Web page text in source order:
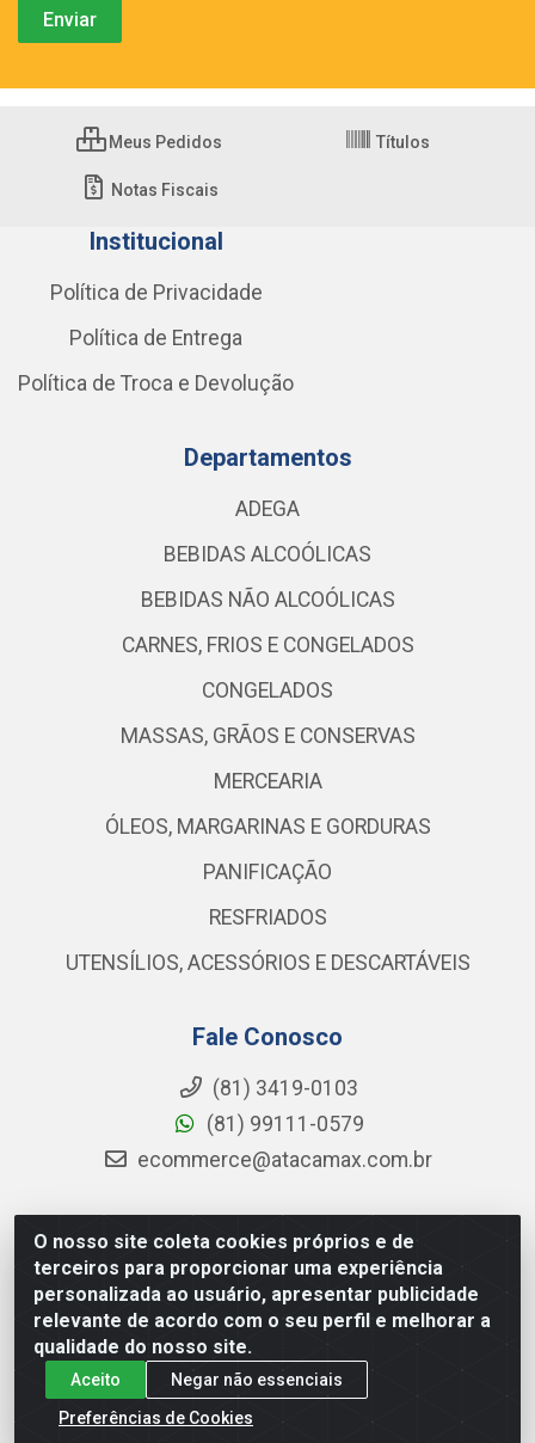
O nosso site coleta cookies próprios e de
terceiros para proporcionar uma experiência
personalizada ao usuário, apresentar publicidade
relevante de acordo com o seu perfil e melhorar a
qualidade do nosso site.
Aceito
Negar não essenciais
Preferências de Cookies
Meus Pedidos Títulos
Notas Fiscais
Institucional
Política de Privacidade
Política de Entrega
Política de Troca e Devolução
Departamentos
ADEGA
BEBIDAS ALCOÓLICAS
BEBIDAS NÃO ALCOÓLICAS
CARNES, FRIOS E CONGELADOS
CONGELADOS
MASSAS, GRÃOS E CONSERVAS
MERCEARIA
ÓLEOS, MARGARINAS E GORDURAS
PANIFICAÇÃO
RESFRIADOS
UTENSÍLIOS, ACESSÓRIOS E DESCARTÁVEIS
Fale Conosco
(81) 3419-0103
(81) 99111-0579
ecommerce@atacamax.com.br
Atacamax Importadora de Alimentos LTDA - RODOVIA BR-
101 - SUL, KM 79,60 GP E GALPAO:D - Muribeca, Jaboatão dos
Guararapes - PE, 54355-010 - CNPJ 08.305.623/0001-84